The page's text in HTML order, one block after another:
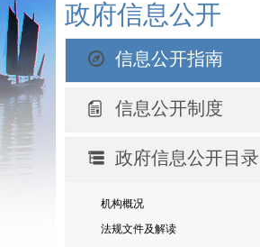
政府信息公开
信息公开指南
信息公开制度
政府信息公开目录
机构概况
法规文件及解读